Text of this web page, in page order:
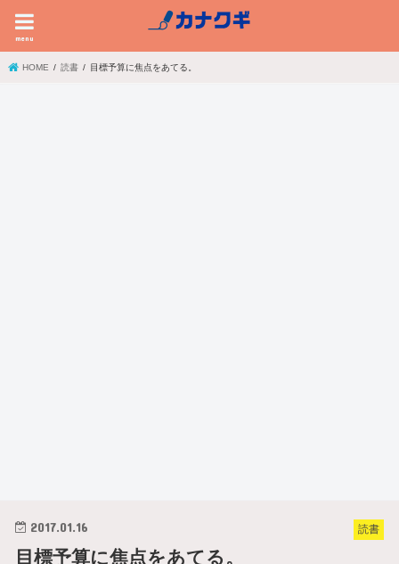
menu
HOME 読書 目標予算に焦点をあてる。
読書
2017.01.16
目標予算に焦点をあてる。